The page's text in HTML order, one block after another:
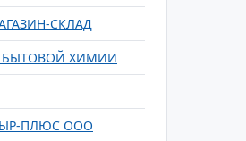
СКЛАД
БЫТОВОЙ ХИМИИ
ПЛЮС ООО